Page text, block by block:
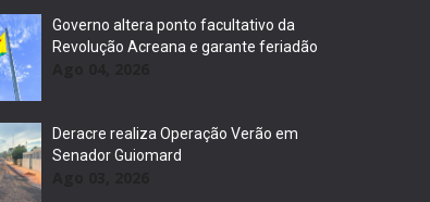
Governo altera ponto facultativo da
Revolução Acreana e garante feriadão
Deracre realiza Operação Verão em
Senador Guiomard